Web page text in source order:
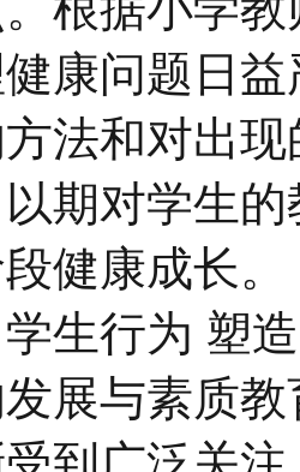
康问题日
法和对出
期对学生
健康成长。
学生行为 塑
展与素质